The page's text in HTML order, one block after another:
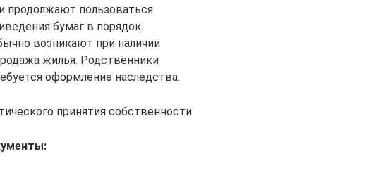
продолжают пользоваться
бумаг в порядок.
возникают при наличии
жилья. Родственники
оформление наследства.
принятия собственности.